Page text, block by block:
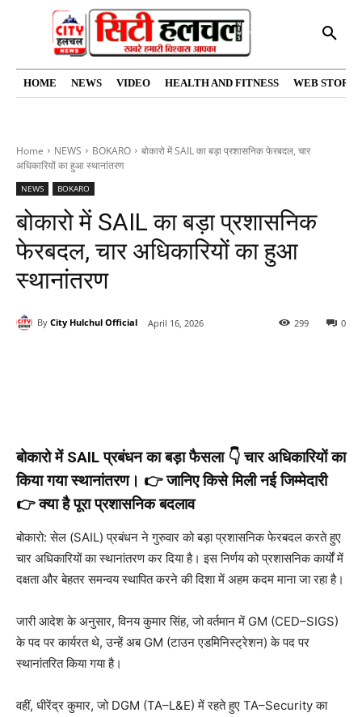
HOME NEWS VIDEO HEALTH AND FITNESS WEB
Home NEWS BOKARO
बोकारो में SAIL का बड़ा प्रशासनिक फेरबदल, चार
अधिकारियों का हुआ स्थानांतरण
NEWS BOKARO
बोकारो में SAIL का बड़ा प्रशासनिक
फेरबदल, चार अधिकारियों का हुआ
स्थानांतरण
By City Hulchul Official April 16, 2026 0
299
बोकारो में SAIL प्रबंधन का बड़ा फैसला 👇 चार अधिकारियों का
किया गया स्थानांतरण। 👉 जानिए किसे मिली नई जिम्मेदारी
👉 क्या है पूरा प्रशासनिक बदलाव
बोकारो: सेल (SAIL) प्रबंधन ने गुरुवार को बड़ा प्रशासनिक फेरबदल करते हुए
चार अधिकारियों का स्थानांतरण कर दिया है। इस निर्णय को प्रशासनिक कार्यों में
दक्षता और बेहतर समन्वय स्थापित करने की दिशा में अहम कदम माना जा रहा है।
जारी आदेश के अनुसार, विनय कुमार सिंह, जो वर्तमान में GM (CED–SIGS)
के पद पर कार्यरत थे, उन्हें अब GM (टाउन एडमिनिस्ट्रेशन) के पद पर
स्थानांतरित किया गया है।
वहीं, धीरेंद्र कुमार, जो DGM (TA–L&E) में रहते हुए TA–Security का